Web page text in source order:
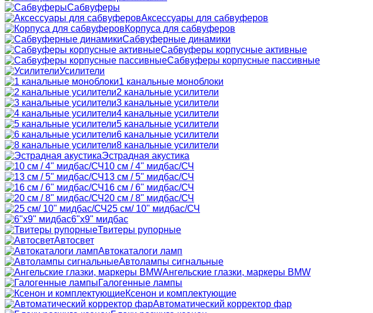
Сабвуферы
Аксессуары для сабвуферов
Корпуса для сабвуферов
Сабвуферные динамики
Сабвуферы корпусные активные
Сабвуферы корпусные пассивные
Усилители
1 канальные моноблоки
2 канальные усилители
3 канальные усилители
4 канальные усилители
5 канальные усилители
6 канальные усилители
8 канальные усилители
Эстрадная акустика
10 см / 4" мидбас/СЧ
13 см / 5" мидбас/СЧ
16 см / 6" мидбас/СЧ
20 см / 8" мидбас/СЧ
25 см/ 10" мидбас/СЧ
6"x9" мидбас
Твитеры рупорные
Автосвет
Автокаталоги ламп
Автолампы сигнальные
Ангельские глазки, маркеры BMW
Галогенные лампы
Ксенон и комплектующие
Автоматический корректор фар